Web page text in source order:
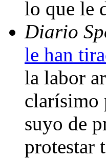
lo que le
Diario
le han
la labor
clarísimo
suyo de
protestar